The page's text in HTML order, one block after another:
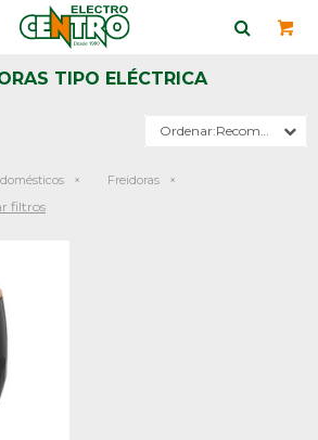
TIPO ELÉCTRICA
Recomendados
Freidoras
filtros